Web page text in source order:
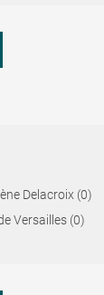
Delacroix (0)
Versailles (0)